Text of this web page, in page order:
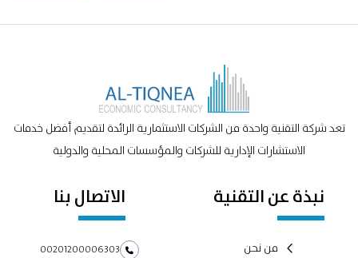
تعد شركة التقنية واحدة من الشركات الاستثمارية الرائدة لتقديم أفضل خدمات
الاستشارات الإدارية للشركات والمؤسسات المحلية والدولية
نبذة عن التقنية
من نحن
الاتصال بنا
00201200006303